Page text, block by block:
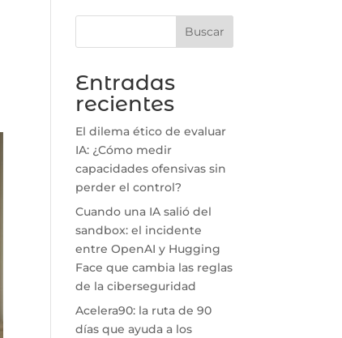
Buscar
Entradas
recientes
El dilema ético de evaluar
IA: ¿Cómo medir
capacidades ofensivas sin
perder el control?
Cuando una IA salió del
sandbox: el incidente
entre OpenAI y Hugging
Face que cambia las reglas
de la ciberseguridad
Acelera90: la ruta de 90
días que ayuda a los